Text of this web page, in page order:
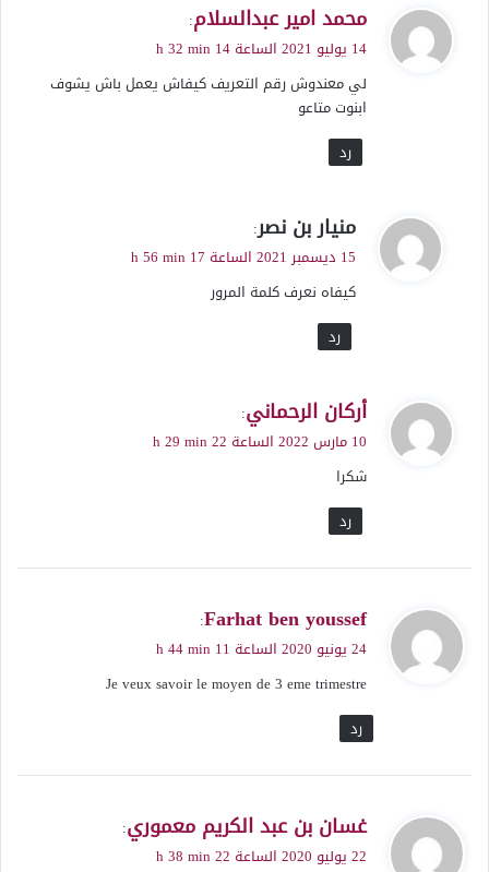
ي
ق
ل
محمد امير عبدالسلام:
14 يوليو 2021 الساعة 14 h 32 min
لي معندوش رقم التعريف كيفاش يعمل باش يشوف
ابنوت متاعو
رد
ي
ق
ل
منيار بن نصر:
15 ديسمبر 2021 الساعة 17 h 56 min
كيفاه نعرف كلمة المرور
رد
ي
ق
ل
أركان الرحماني:
10 مارس 2022 الساعة 22 h 29 min
شكرا
رد
ي
ق
ل
Farhat ben youssef
:
24 يونيو 2020 الساعة 11 h 44 min
Je veux savoir le moyen de 3 eme trimestre
رد
ي
ق
غسان بن عبد الكريم معموري:
22 يوليو 2020 الساعة 22 h 38 min